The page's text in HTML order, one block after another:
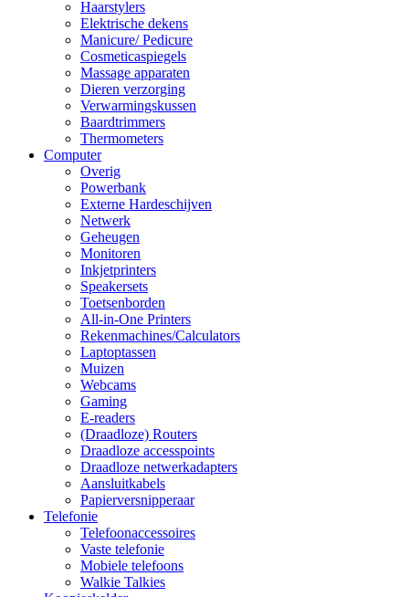
Haarstylers
Elektrische dekens
Manicure/ Pedicure
Cosmeticaspiegels
Massage apparaten
Dieren verzorging
Verwarmingskussen
Baardtrimmers
Thermometers
Computer
Overig
Powerbank
Externe Hardeschijven
Netwerk
Geheugen
Monitoren
Inkjetprinters
Speakersets
Toetsenborden
All-in-One Printers
Rekenmachines/Calculators
Laptoptassen
Muizen
Webcams
Gaming
E-readers
(Draadloze) Routers
Draadloze accesspoints
Draadloze netwerkadapters
Aansluitkabels
Papierversnipperaar
Telefonie
Telefoonaccessoires
Vaste telefonie
Mobiele telefoons
Walkie Talkies